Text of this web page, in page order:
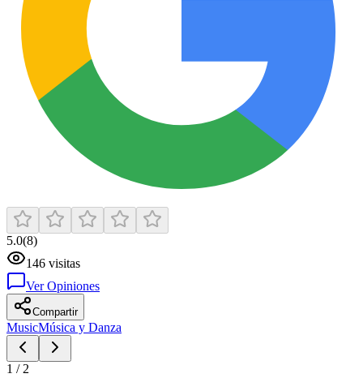
5.0(8)
146 visitas
Ver Opiniones
Compartir
MusicMúsica y Danza
1 / 2